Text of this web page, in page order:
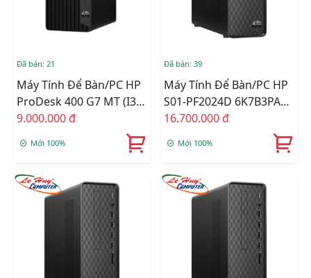
Đã bán: 21
Máy Tính Để Bàn/PC HP
ProDesk 400 G7 MT (i3-
10105/4GB RAM/256GB
SSD/WL+BT/K+M/Win
11) (60U82PA)
9.000.000 đ
Mới 100%
Đã bán: 39
Máy Tính Để Bàn/PC HP
S01-PF2024D 6K7B3PA
(Core I7 12700/ Intel
H670/ 8GB/ 512Gb SSD/
Intel UHD Graphics 770/
16.700.000 đ
Mới 100%